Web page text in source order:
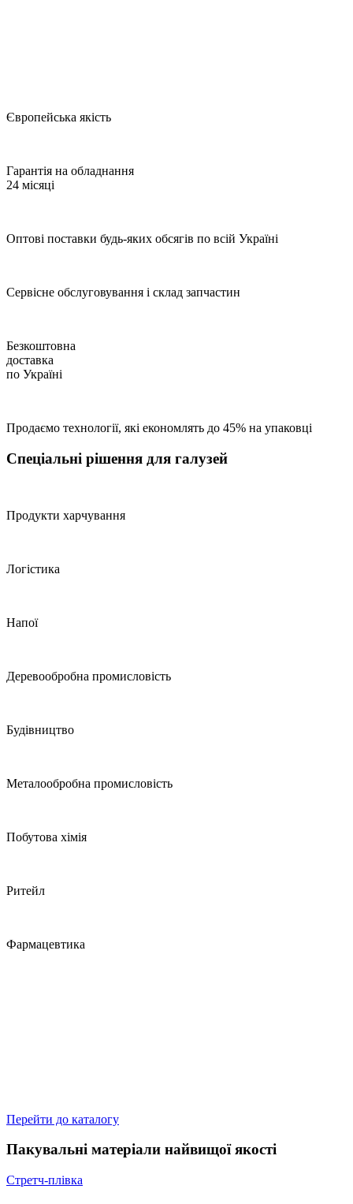
Європейська якість
Гарантія на обладнання
24 місяці
Оптові поставки будь-яких обсягів по всій Україні
Сервісне обслуговування і склад запчастин
Безкоштовна
доставка
по Україні
Продаємо технології, які економлять до 45% на упаковці
Спеціальні рішення для галузей
Продукти харчування
Логістика
Напої
Деревообробна промисловість
Будівництво
Металообробна промисловість
Побутова хімія
Ритейл
Фармацевтика
Перейти до каталогу
Пакувальні матеріали найвищої якості
Стретч-плівка